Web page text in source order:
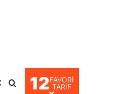
Rastgele Makale
Arama yap ...
12FAVORI
TARIF